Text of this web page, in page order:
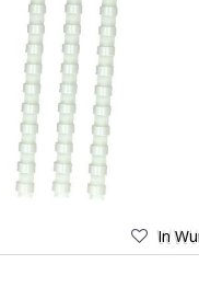
In